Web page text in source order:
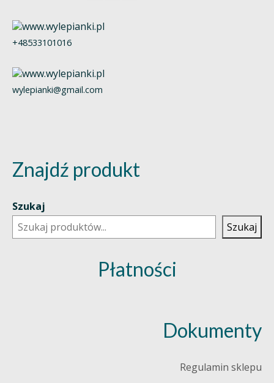
+48533101016
wylepianki@gmail.com
Znajdź produkt
Szukaj
Szukaj
Płatności
Dokumenty
Regulamin sklepu